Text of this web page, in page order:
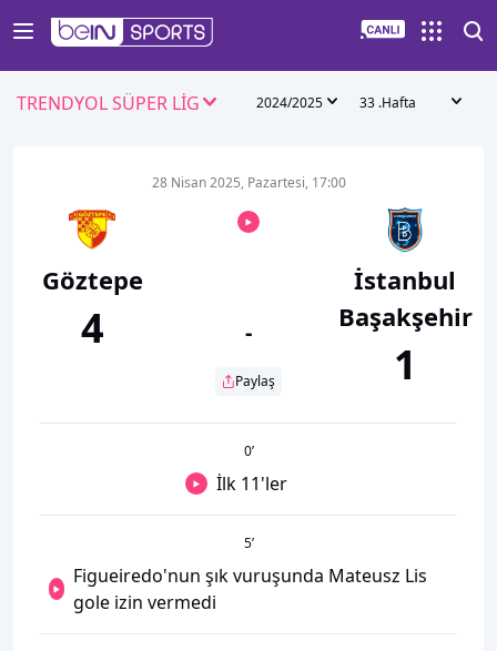
TRENDYOL SÜPER LİG 2024/2025 33 .Hafta
Göztepe
4
28 Nisan 2025, Pazartesi, 17:00
-
Paylaş
İstanbul
Başakşehir
1
0’
İlk 11'ler
5’
Figueiredo'nun şık vuruşunda Mateusz Lis
gole izin vermedi